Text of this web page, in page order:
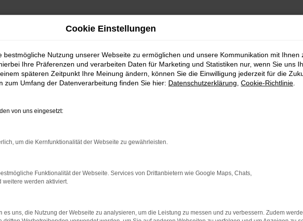
bestimmter Seiten verhindern. Funktioniert die Seite in einem anderen Browser
beheben.
auf dem neuesten Stand sind.
kann auch dazu führen, dass bestimmte Funktionen nicht mehr unterstützt
Cookie Einstellungen
bestmögliche Nutzung unserer Webseite zu ermöglichen und unsere Kommunikation mit Ihnen
Ihre Präferenzen und verarbeiten Daten für Marketing und Statistiken nur, wenn Sie uns
späteren Zeitpunkt Ihre Meinung ändern, können Sie die Einwilligung jederzeit für die
zum Umfang der Datenverarbeitung finden Sie hier: Datenschutzerklärung Cookie-Richtlinie
von uns eingesetzt:
um die Kernfunktionalität der Webseite zu gewährleisten.
Funktionalität der Webseite. Services von Drittanbietern wie Google Maps, Chats,
weitere werden aktiviert.
es uns, die Nutzung der Webseite zu analysieren, um die Leistung zu messen und zu verbessern. Zudem